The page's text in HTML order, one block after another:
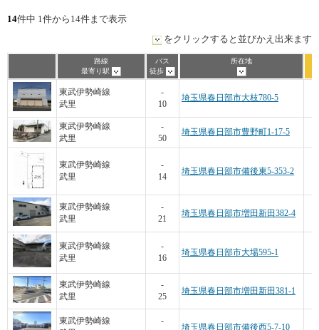
14件中 1件から14件まで表示
をクリックすると並びかえ出来ます
路線
最寄り駅
バス
徒歩
所在地
東武伊勢崎線
武里
-
10
埼玉県春日部市大枝780-5
東武伊勢崎線
武里
-
50
埼玉県春日部市豊野町1-17-5
東武伊勢崎線
武里
-
14
埼玉県春日部市備後東5-353-2
東武伊勢崎線
武里
-
21
埼玉県春日部市増田新田382-4
東武伊勢崎線
武里
-
16
埼玉県春日部市大場595-1
東武伊勢崎線
武里
-
25
埼玉県春日部市増田新田381-1
東武伊勢崎線
-
埼玉県春日部市備後西5-7-10